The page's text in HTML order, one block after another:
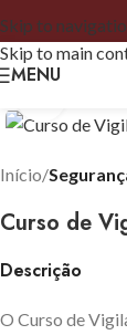
Skip to
Skip to main
MENU
Click
Início
Curso de
Descrição
O Curso de